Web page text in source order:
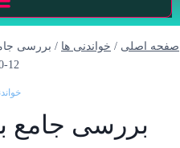
صفحه اصلی / خواندنی ها /
12
بررسی جامع